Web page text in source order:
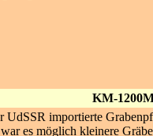
KM-
UdSSR importierte
es möglich kleinere